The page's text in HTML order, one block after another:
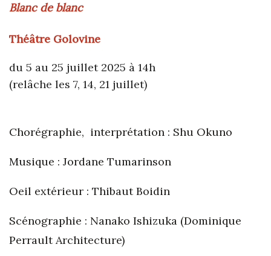
Blanc de blanc
Théâtre Golovine
du 5 au 25 juillet 2025 à 14h
(relâche les 7, 14, 21 juillet)
Chorégraphie, interprétation : Shu Okuno
Musique : Jordane Tumarinson
Oeil extérieur : Thibaut Boidin
Scénographie : Nanako Ishizuka (Dominique
Perrault Architecture)